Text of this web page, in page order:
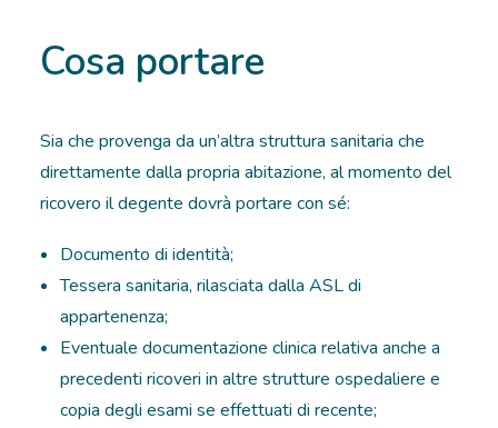
Cosa portare
Sia che provenga da un’altra struttura sanitaria che
direttamente dalla propria abitazione, al momento del
ricovero il degente dovrà portare con sé:
Documento di identità;
Tessera sanitaria, rilasciata dalla ASL di
appartenenza;
Eventuale documentazione clinica relativa anche a
precedenti ricoveri in altre strutture ospedaliere e
copia degli esami se effettuati di recente;